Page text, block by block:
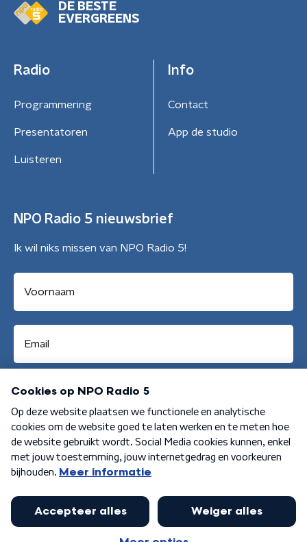
DE BESTE
EVERGREENS
Radio
Programmering
Presentatoren
Luisteren
Info
Contact
App de studio
NPO Radio 5 nieuwsbrief
Ik wil niks missen van NPO Radio 5!
Aanmelden
Algemene voorwaarden Privacybeleid